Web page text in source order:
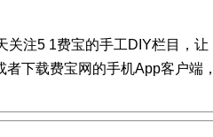
关注5 1费宝的手工DIY栏目，让
者下载费宝网的手机App客户端